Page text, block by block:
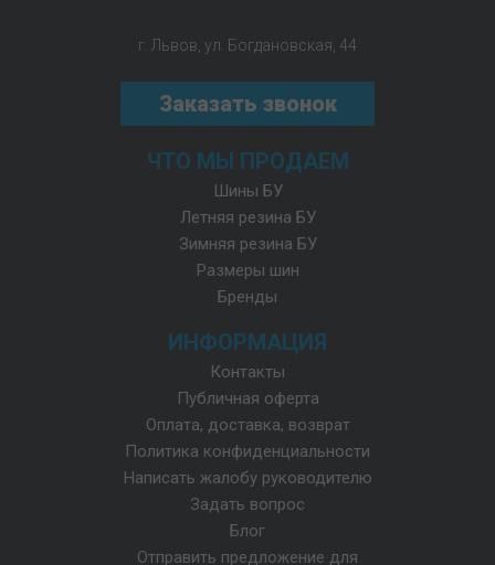
г. Львов, ул. Богдановская, 44
Заказать звонок
ЧТО МЫ ПРОДАЕМ
Шины БУ
Летняя резина БУ
Зимняя резина БУ
Размеры шин
Бренды
ИНФОРМАЦИЯ
Контакты
Публичная оферта
Оплата, доставка, возврат
Политика конфиденциальности
Написать жалобу руководителю
Задать вопрос
Блог
Отправить предложение для